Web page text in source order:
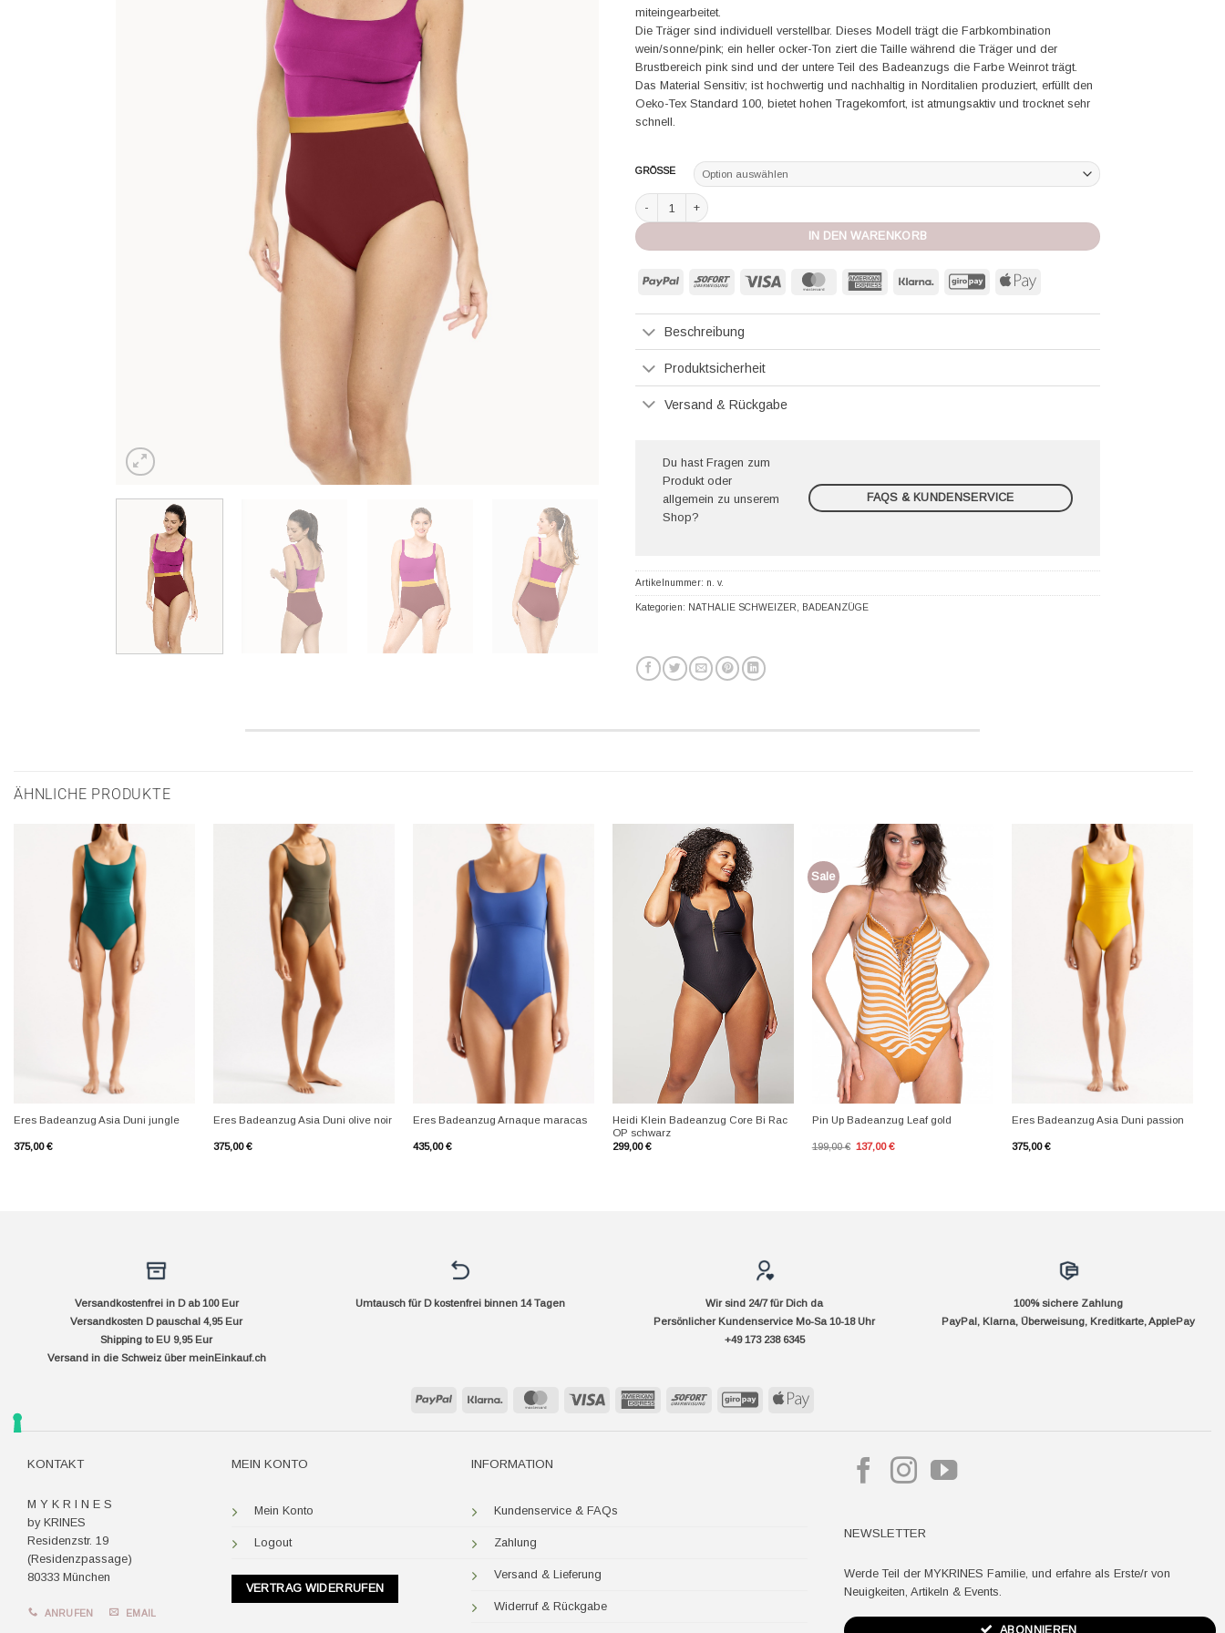
miteingearbeitet.
Die Träger sind individuell verstellbar. Dieses Modell trägt die Farbkombination
wein/sonne/pink; ein heller ocker-Ton ziert die Taille während die Träger und der
Brustbereich pink sind und der untere Teil des Badeanzugs die Farbe Weinrot trägt.
Das Material Sensitiv; ist hochwertig und nachhaltig in Norditalien produziert, erfüllt den
Oeko-Tex Standard 100, bietet hohen Tragekomfort, ist atmungsaktiv und trocknet sehr
schnell.
GRÖSSE
Nathalie Schweizer Badeanzug Line wein/sonne/pink Menge
IN DEN WARENKORB
PayPal Sofort Visa MasterCard American
Klarna GiroPay Apple
Beschreibung
Produktsicherheit
Versand & Rückgabe
Du hast Fragen zum
Produkt oder
allgemein zu unserem
Shop?
FAQS & KUNDENSERVICE
Artikelnummer: n. v.
Kategorien: NATHALIE SCHWEIZER BADEANZÜGE
ÄHNLICHE PRODUKTE
Eres Badeanzug Asia Duni jungle
375,00€
Eres Badeanzug Asia Duni olive noir
375,00€
Eres Badeanzug Arnaque maracas
435,00€
Heidi Klein Badeanzug Core Bi Rac
OP schwarz
299,00€
Sale
Pin Up Badeanzug Leaf gold
199,00€ Ursprünglicher
Preis
137,00€Aktueller
Eres Badeanzug Asia Duni passion
375,00€
Versandkostenfrei in D ab 100 Eur
Versandkosten D pauschal 4,95 Eur
Shipping to EU 9,95 Eur
Versand in die Schweiz über meinEinkauf.ch
Umtausch für D kostenfrei binnen 14 Tagen
Wir sind 24/7 für Dich da
Persönlicher Kundenservice Mo-Sa 10-18 Uhr
+49 173 238 6345
100% sichere Zahlung
PayPal, Klarna, Überweisung, Kreditkarte, ApplePay
PayPal Klarna MasterCard Visa
AmericanSofort GiroPay Apple
KONTAKT
M Y K R I N E S
by KRINES
Residenzstr. 19
(Residenzpassage)
80333 München
ANRUFEN EMAIL
MEIN KONTO
Mein Konto
Logout
VERTRAG WIDERRUFEN
INFORMATION
Kundenservice & FAQs
Zahlung
Versand & Lieferung
Widerruf & Rückgabe
NEWSLETTER
Werde Teil der MYKRINES Familie, und erfahre als Erste/r von
Neuigkeiten, Artikeln & Events.
ABONNIEREN